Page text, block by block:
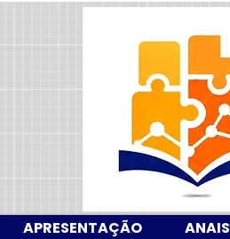
APRESENTAÇÃO ANAIS